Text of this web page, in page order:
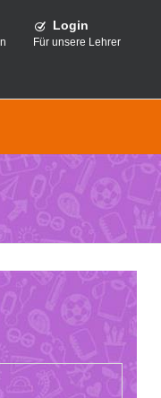
Login
Für unsere Lehrer